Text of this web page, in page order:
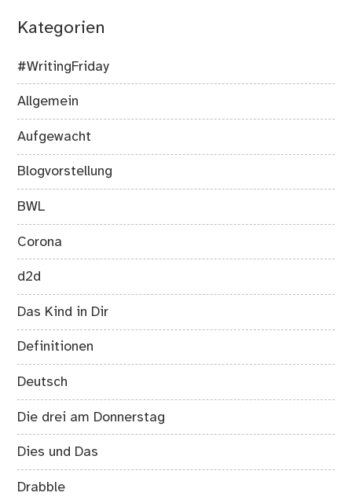
Kategorien
#WritingFriday
Allgemein
Aufgewacht
Blogvorstellung
BWL
Corona
d2d
Das Kind in Dir
Definitionen
Deutsch
Die drei am Donnerstag
Dies und Das
Drabble